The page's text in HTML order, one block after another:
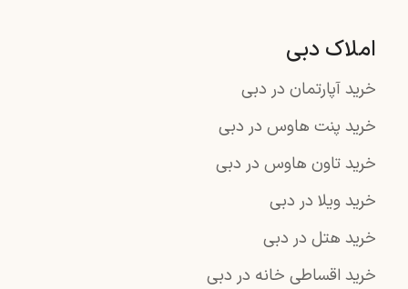
املاک دبی
خرید آپارتمان در دبی
خرید پنت هاوس در دبی
خرید تاون هاوس در دبی
خرید ویلا در دبی
خرید هتل در دبی
خرید اقساطی خانه در دبی